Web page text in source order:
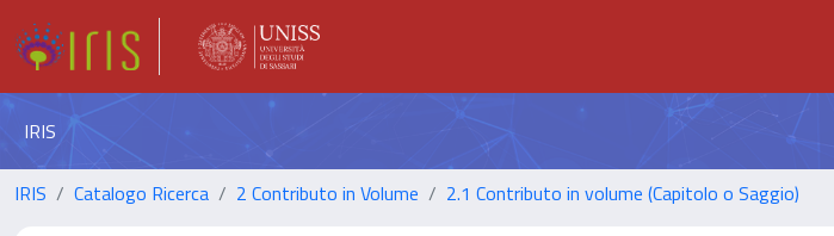
IRIS
IRIS Catalogo Ricerca 2 Contributo in Volume 2.1 Contributo in volume (Capitolo o Saggio)